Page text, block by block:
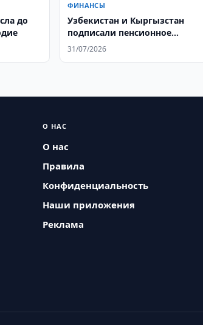
до
ФИНАНСЫ
Узбекистан и Кыргызстан
подписали пенсионное
соглашение
31/07/2026
О НАС
О нас
Правила
Конфиденциальность
Наши приложения
Реклама